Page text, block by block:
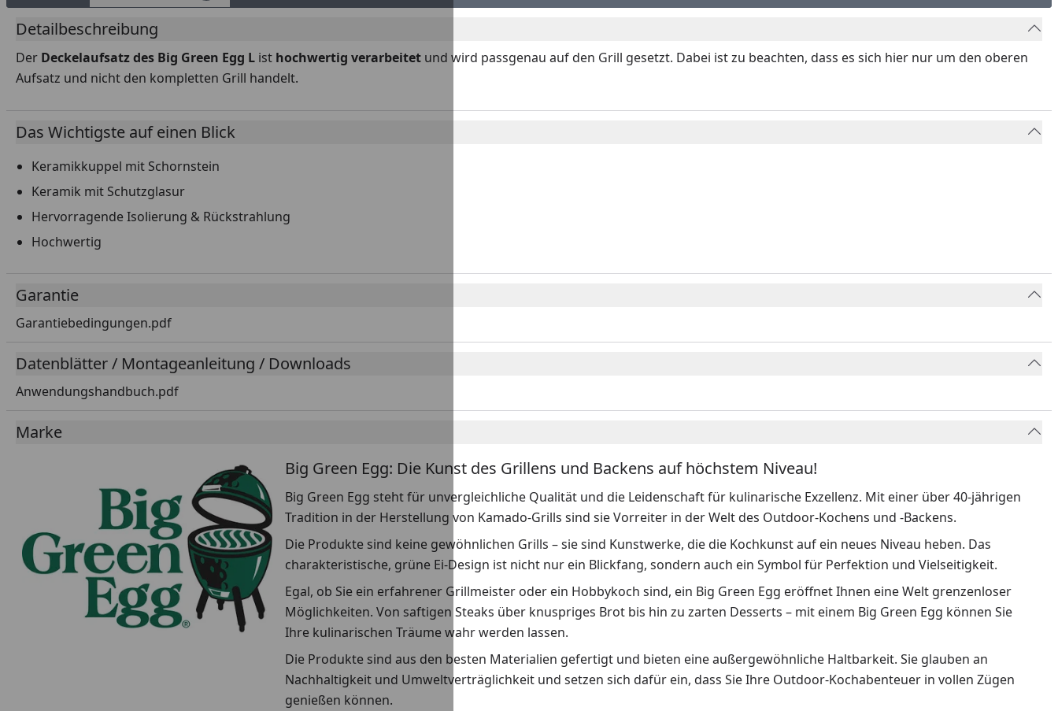
Detailbeschreibung
Der Deckelaufsatz des Big Green Egg L ist hochwertig verarbeitet und wird passgenau auf den Grill gesetzt. Dabei ist zu beachten, dass es sich hier nur um den oberen
Aufsatz und nicht den kompletten Grill handelt.
Das Wichtigste auf einen Blick
Keramikkuppel mit Schornstein
Keramik mit Schutzglasur
Hervorragende Isolierung & Rückstrahlung
Hochwertig
Garantie
Garantiebedingungen.pdf
Datenblätter / Montageanleitung / Downloads
Anwendungshandbuch.pdf
Marke
Big Green Egg: Die Kunst des Grillens und Backens auf höchstem Niveau!
Big Green Egg steht für unvergleichliche Qualität und die Leidenschaft für kulinarische Exzellenz. Mit einer über 40-jährigen
Tradition in der Herstellung von Kamado-Grills sind sie Vorreiter in der Welt des Outdoor-Kochens und -Backens.
Die Produkte sind keine gewöhnlichen Grills – sie sind Kunstwerke, die die Kochkunst auf ein neues Niveau heben. Das
charakteristische, grüne Ei-Design ist nicht nur ein Blickfang, sondern auch ein Symbol für Perfektion und Vielseitigkeit.
Egal, ob Sie ein erfahrener Grillmeister oder ein Hobbykoch sind, ein Big Green Egg eröffnet Ihnen eine Welt grenzenloser
Möglichkeiten. Von saftigen Steaks über knuspriges Brot bis hin zu zarten Desserts – mit einem Big Green Egg können Sie
Ihre kulinarischen Träume wahr werden lassen.
Die Produkte sind aus den besten Materialien gefertigt und bieten eine außergewöhnliche Haltbarkeit. Sie glauben an
Nachhaltigkeit und Umweltverträglichkeit und setzen sich dafür ein, dass Sie Ihre Outdoor-Kochabenteuer in vollen Zügen
genießen können.